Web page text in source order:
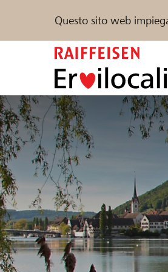
Questo sito web
Sostenere Aiuto &
Trova progetti e
DE FR IT